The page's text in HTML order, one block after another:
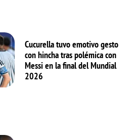
Cucurella tuvo emotivo gesto
con hincha tras polémica con
Messi en la final del Mundial
2026